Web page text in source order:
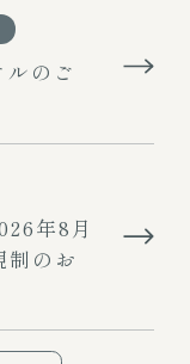
ルのご
年8月
のお